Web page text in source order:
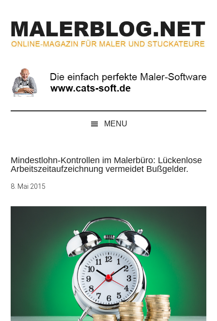
springen
secondary
menu
springen
springen
Magazin
für
Maler
und
MENU
Mindestlohn-Kontrollen im Malerbüro: Lückenlose
Arbeitszeitaufzeichnung vermeidet Bußgelder.
8. Mai 2015